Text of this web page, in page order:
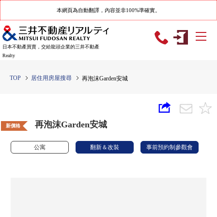
本網頁為自動翻譯，內容並非100%準確實。
日本不動產買賣，交給龍頭企業的三井不動產
Realty
TOP 居住用房屋搜尋 再泡沫Garden安城
新價格 再泡沫Garden安城
公寓 翻新＆改裝 事前預約制參觀會